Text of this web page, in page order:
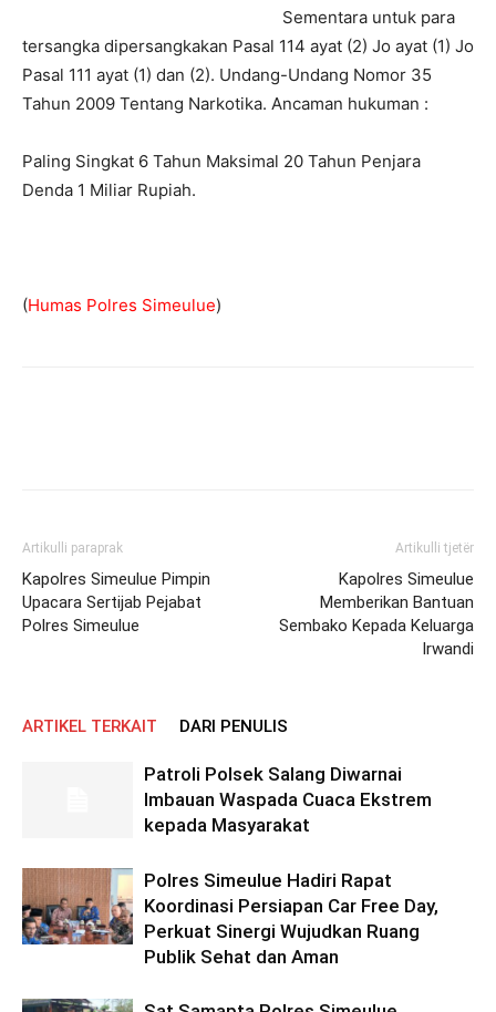
Sementara untuk para
tersangka dipersangkakan Pasal 114 ayat (2) Jo ayat (1) Jo
Pasal 111 ayat (1) dan (2). Undang-Undang Nomor 35
Tahun 2009 Tentang Narkotika. Ancaman hukuman :
Paling Singkat 6 Tahun Maksimal 20 Tahun Penjara
Denda 1 Miliar Rupiah.
(Humas Polres Simeulue)
Artikulli paraprak
Kapolres Simeulue Pimpin
Upacara Sertijab Pejabat
Polres Simeulue
Artikulli tjetër
Kapolres Simeulue
Memberikan Bantuan
Sembako Kepada Keluarga
Irwandi
ARTIKEL TERKAIT DARI PENULIS
Patroli Polsek Salang Diwarnai
Imbauan Waspada Cuaca Ekstrem
kepada Masyarakat
Polres Simeulue Hadiri Rapat
Koordinasi Persiapan Car Free Day,
Perkuat Sinergi Wujudkan Ruang
Publik Sehat dan Aman